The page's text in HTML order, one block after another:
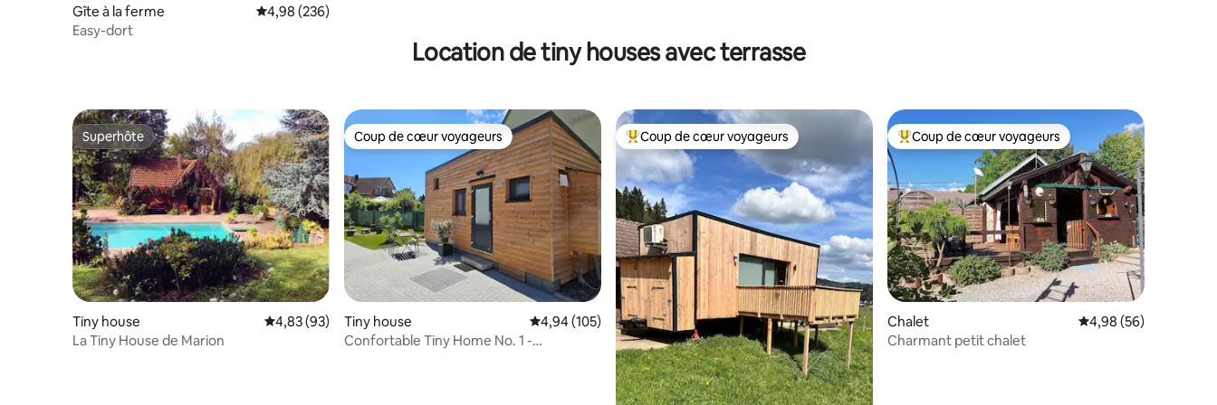
Gîte à la ferme Évaluation moyenne sur la base de 236 commentaires : 4,98 sur 5
4,98 (236)
Easy-dort
Location de tiny houses avec terrasse
Superhôte
Superhôte
Tiny house Évaluation moyenne sur la base de 93 commentaires : 4,83 sur 5
4,83 (93)
La Tiny House de Marion
Coup de cœur voyageurs
Coup de cœur voyageurs
Tiny house Évaluation moyenne sur la base de 105 commentaires : 4,94 sur 5
4,94 (105)
Confortable Tiny Home No. 1 -
Coups de cœur voyageurs les plus appréciés
Coup de cœur voyageurs Coups de cœur voyageurs les plus appréciés
Coup de cœur voyageurs
Chalet Évaluation moyenne
4,98 (56)
Charmant petit chalet